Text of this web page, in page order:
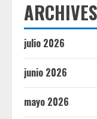
ARCHIVES
julio 2026
junio 2026
mayo 2026